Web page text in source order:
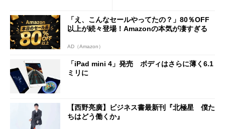
「え、こんなセールやってたの？」80％OFF
以上が続々登場！Amazonの本気が凄すぎる
AD（Amazon）
「iPad mini 4」発売 ボディはさらに薄く6.1
ミリに
【西野亮廣】ビジネス書最新刊『北極星 僕た
ちはどう働くか』